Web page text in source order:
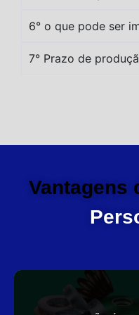
6° o que pode ser
7° Prazo de
Vantagens